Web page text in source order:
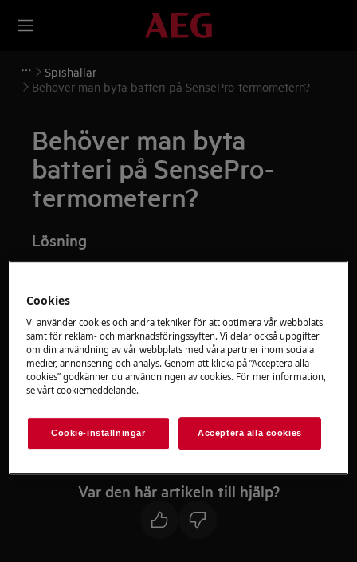
Spishällar
Behöver man byta batteri på SensePro-termometern?
Behöver man byta
batteri på SensePro-
termometern?
Lösning
Behöver man byta ut batteri på SensPro-
termometern?
Avser
SensePro-termometern
Nej. Termometern använder sig av
Var den här artikeln till hjälp?
Cookies
Vi använder cookies och andra tekniker för att optimera vår webbplats
samt för reklam- och marknadsföringssyften. Vi delar också uppgifter
om din användning av vår webbplats med våra partner inom sociala
medier, annonsering och analys. Genom att klicka på ”Acceptera alla
cookies” godkänner du användningen av cookies. För mer information,
se vårt cookiemeddelande.
Cookie-inställningar Acceptera alla cookies